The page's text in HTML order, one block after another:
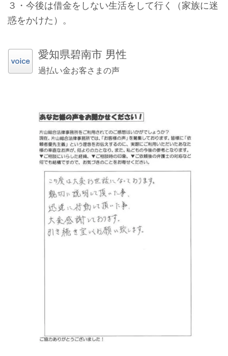
３・今後は借金をしない生活をして行く（家族に迷
惑をかけた）。
愛知県碧南市 男性
過払い金お客さまの声